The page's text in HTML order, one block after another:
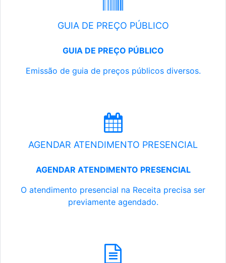
GUIA DE PREÇO PÚBLICO
GUIA DE PREÇO PÚBLICO
Emissão de guia de preços públicos diversos.
AGENDAR ATENDIMENTO PRESENCIAL
AGENDAR ATENDIMENTO PRESENCIAL
O atendimento presencial na Receita precisa ser
previamente agendado.